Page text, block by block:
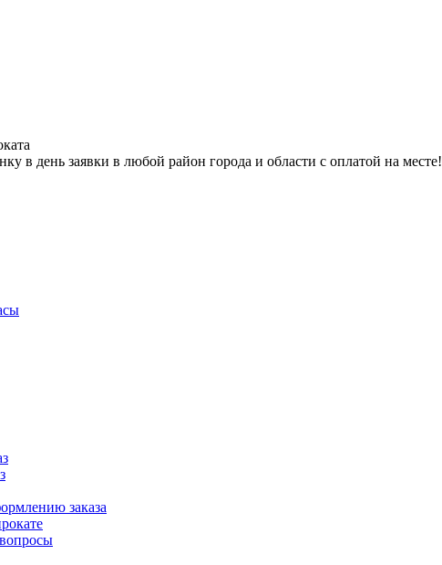
в день заявки в любой район города и области с оплатой на месте!
заказа